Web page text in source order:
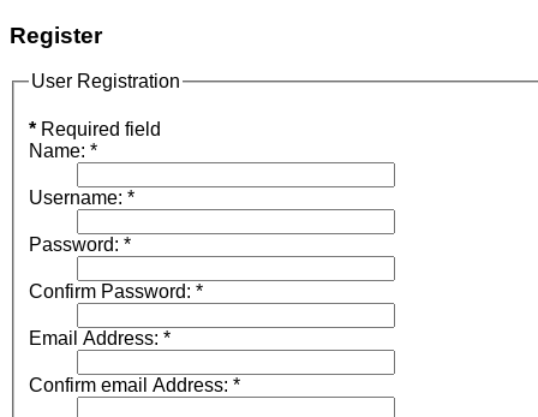
Register
User Registration
* Required field
Name: *
Username: *
Password: *
Confirm Password: *
Email Address: *
Confirm email Address: *